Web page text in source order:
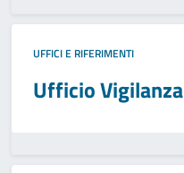
UFFICI E RIFERIMENTI
Ufficio Vigilanza